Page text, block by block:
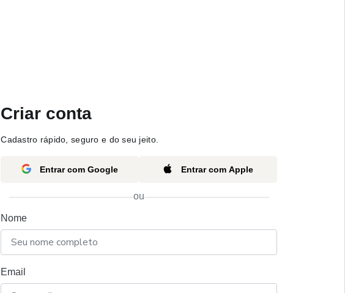
Criar conta
Cadastro rápido, seguro e do seu jeito.
Entrar com Google Entrar com Apple
ou
Nome
Email